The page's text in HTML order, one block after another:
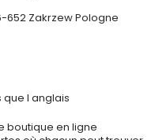
652 Zakrzew Pologne
que l anglais
boutique en ligne